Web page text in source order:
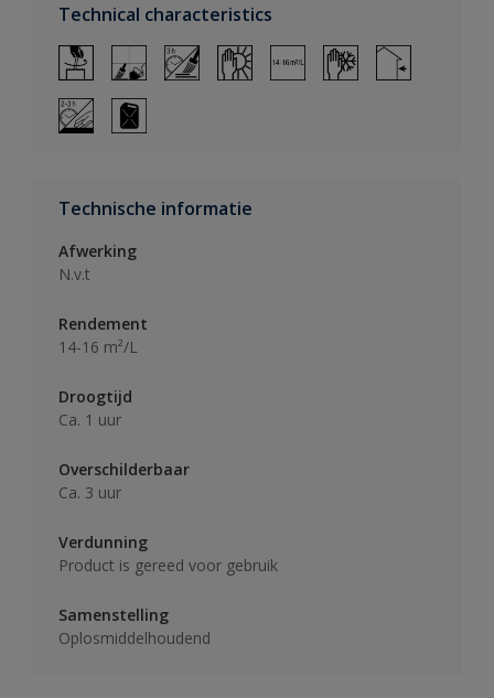
Technical characteristics
Technische informatie
Afwerking
N.v.t
Rendement
14-16 m²/L
Droogtijd
Ca. 1 uur
Overschilderbaar
Ca. 3 uur
Verdunning
Product is gereed voor gebruik
Samenstelling
Oplosmiddelhoudend